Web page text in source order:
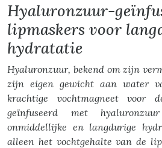
Hyaluronzuur-
lipmaskers voor
hydratatie
Hyaluronzuur, bekend om zijn
zijn eigen gewicht aan water
krachtige vochtmagneet voor
geïnfuseerd met
onmiddellijke en langdurige
alleen het vochtgehalte van de